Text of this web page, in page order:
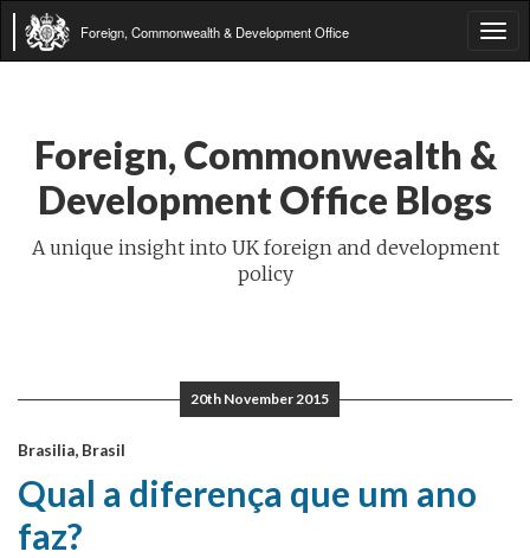
Foreign, Commonwealth & Development Office
Foreign, Commonwealth &
Development Office Blogs
A unique insight into UK foreign and development
policy
20th November 2015
Brasilia, Brasil
Qual a diferença que um ano
faz?